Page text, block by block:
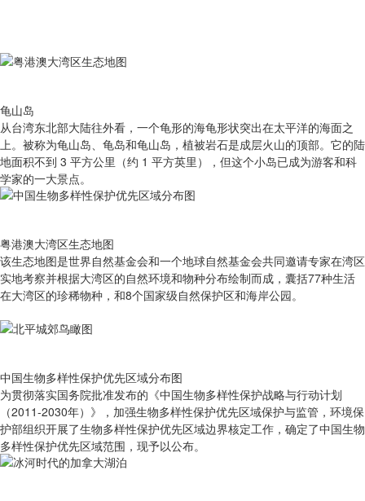
龟山岛
从台湾东北部大陆往外看，一个龟形的海龟形状突出在太平洋的海面之
上。被称为龟山岛、龟岛和龟山岛，植被岩石是成层火山的顶部。它的陆
地面积不到 3 平方公里（约 1 平方英里），但这个小岛已成为游客和科
学家的一大景点。
粤港澳大湾区生态地图
该生态地图是世界自然基金会和一个地球自然基金会共同邀请专家在湾区
实地考察并根据大湾区的自然环境和物种分布绘制而成，囊括77种生活
在大湾区的珍稀物种，和8个国家级自然保护区和海岸公园。
中国生物多样性保护优先区域分布图
为贯彻落实国务院批准发布的《中国生物多样性保护战略与行动计划
（2011-2030年）》，加强生物多样性保护优先区域保护与监管，环境保
护部组织开展了生物多样性保护优先区域边界核定工作，确定了中国生物
多样性保护优先区域范围，现予以公布。